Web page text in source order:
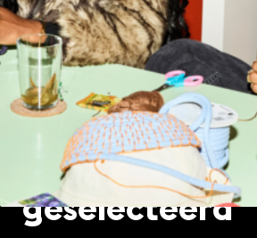
actueel toegekende
subsidies
platforms
11
Platforms
ontwerpend
projecten
geselecteerd